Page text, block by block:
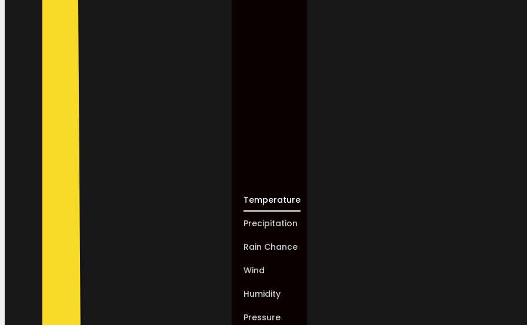
Temperature
Precipitation
Rain Chance
Wind
Humidity
Pressure